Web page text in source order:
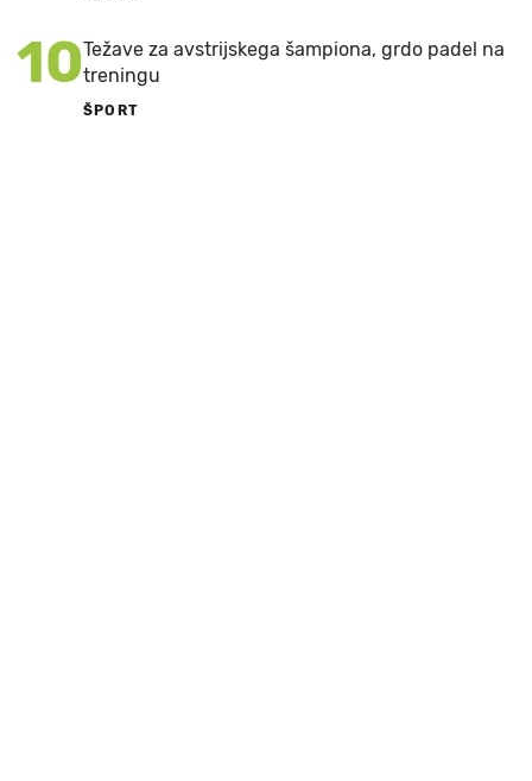
10Težave za avstrijskega šampiona, grdo padel na
treningu
ŠPORT